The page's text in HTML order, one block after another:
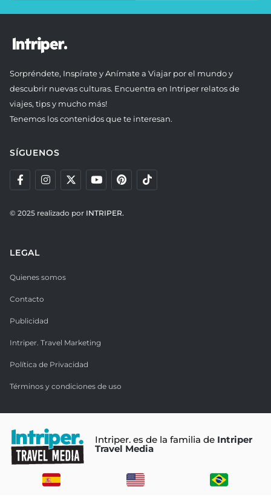
Sorpréndete, Inspírate y Anímate a Viajar por el mundo y
descubrir nuevas culturas. Encuentra en Intriper relatos de
viajes, tips y mucho más!
Tenemos los contenidos que te interesan.
SÍGUENOS
© 2025 realizado por INTRIPER.
LEGAL
Quienes somos
Contacto
Publicidad
Intriper. Travel Marketing
Política de Privacidad
Términos y condiciones de uso
Intriper. es de la familia de Intriper
Travel Media